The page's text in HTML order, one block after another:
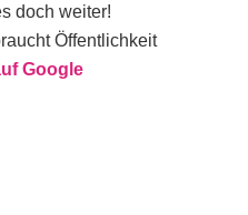
doch weiter!
Öffentlichkeit
Google